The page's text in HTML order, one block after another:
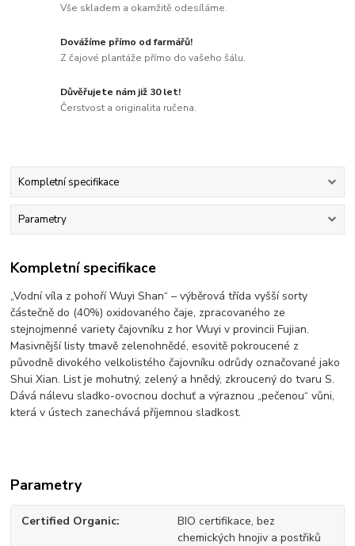
Vše skladem a okamžitě odesíláme.
Dovážíme přímo od farmářů!
Z čajové plantáže přímo do vašeho šálu.
Důvěřujete nám již 30 let!
Čerstvost a originalita ručena.
Kompletní specifikace
Parametry
Kompletní specifikace
„Vodní víla z pohoří Wuyi Shan“ – výběrová třída vyšší sorty
částečně do (40%) oxidovaného čaje, zpracovaného ze
stejnojmenné variety čajovníku z hor Wuyi v provincii Fujian.
Masivnější listy tmavě zelenohnědé, esovitě pokroucené z
původně divokého velkolistého čajovníku odrůdy označované jako
Shui Xian. List je mohutný, zelený a hnědý, zkroucený do tvaru S.
Dává nálevu sladko-ovocnou dochuť a výraznou „pečenou“ vůni,
která v ústech zanechává příjemnou sladkost.
Parametry
Certified Organic
BIO certifikace, bez
chemických hnojiv a postřiků